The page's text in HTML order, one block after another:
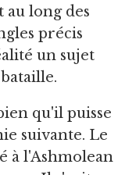
au long des
précis
un sujet
qu'il puisse
suivante. Le
à l'Ashmolean